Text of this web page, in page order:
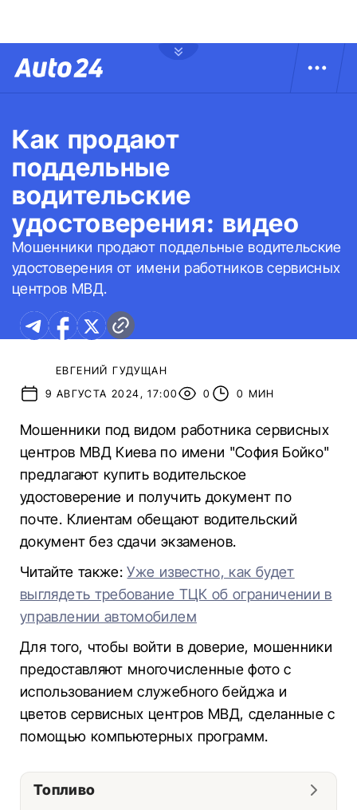
Как продают
поддельные
водительские
удостоверения: видео
Мошенники продают поддельные водительские
удостоверения от имени работников сервисных
центров МВД.
ЕВГЕНИЙ ГУДУЩАН
9 АВГУСТА 2024, 17:00
0 0 МИН
Мошенники под видом работника сервисных
центров МВД Киева по имени "София Бойко"
предлагают купить водительское
удостоверение и получить документ по
почте. Клиентам обещают водительский
документ без сдачи экзаменов.
Читайте также:Уже известно, как будет
выглядеть требование ТЦК об ограничении в
управлении автомобилем
Для того, чтобы войти в доверие, мошенники
предоставляют многочисленные фото с
использованием служебного бейджа и
цветов сервисных центров МВД, сделанные с
помощью компьютерных программ.
Топливо